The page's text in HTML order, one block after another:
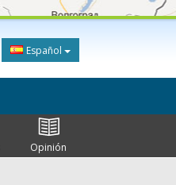
Español
Opinión